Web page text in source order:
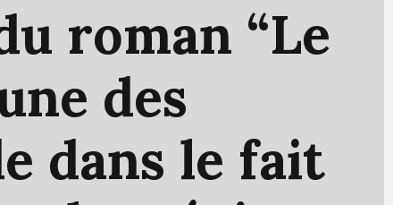
roman “Le
des
dans le fait